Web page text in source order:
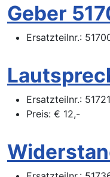
Geber
Ersatzteilnr.:
Ersatzteilnr.:
Preis: € 12,-